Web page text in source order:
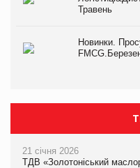
Травень
Новинки.
21 січня 2026
ТДВ «Золотоніський